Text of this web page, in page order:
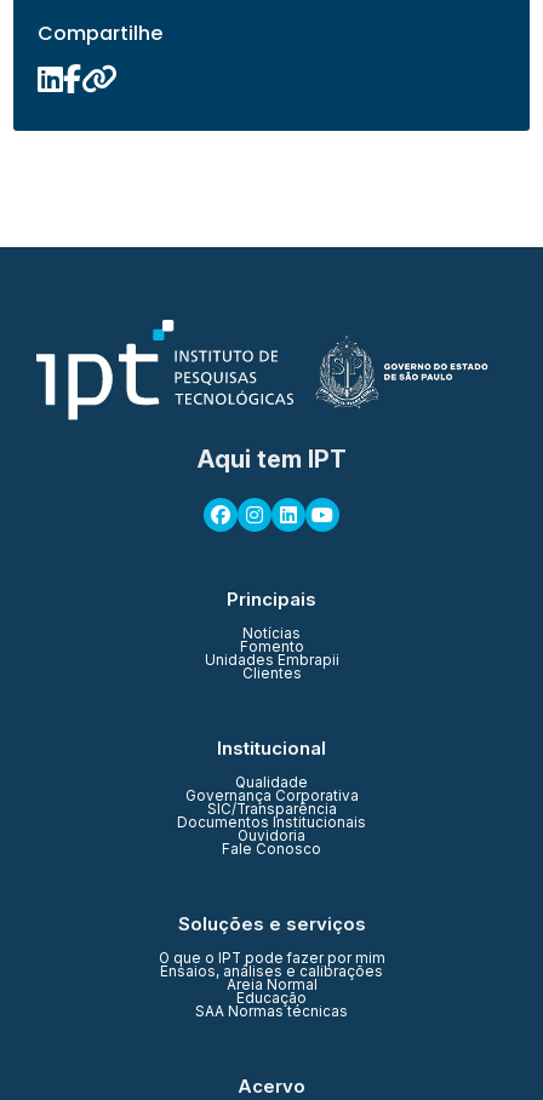
Compartilhe
Aqui tem IPT
Principais
Notícias
Fomento
Unidades Embrapii
Clientes
Institucional
Qualidade
Governança Corporativa
SIC/Transparência
Documentos Institucionais
Ouvidoria
Fale Conosco
Soluções e serviços
O que o IPT pode fazer por mim
Ensaios, análises e calibrações
Areia Normal
Educação
SAA Normas técnicas
Acervo